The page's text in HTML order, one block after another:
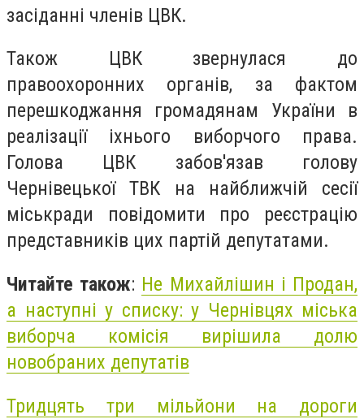
засіданні членів ЦВК.
Також ЦВК звернулася до
правоохоронних органів, за фактом
перешкоджання громадянам України в
реалізації іхнього виборчого права.
Голова ЦВК забов'язав голову
Чернівецької ТВК на найближчій сесії
міськради повідомити про реєстрацію
представників цих партій депутатами.
Читайте також: Не Михайлішин і Продан,
а наступні у списку: у Чернівцях міська
виборча комісія вирішила долю
новобраних депутатів
Тридцять три мільйони на дороги